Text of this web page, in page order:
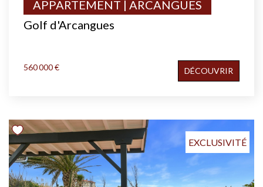
Golf d'Arcangues
APPARTEMENT | ARCANGUES
560 000 € DÉCOUVRIR
EXCLUSIVITÉ